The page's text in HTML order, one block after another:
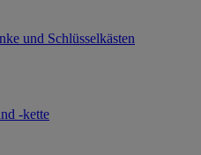
und Schlüsselkästen
-kette